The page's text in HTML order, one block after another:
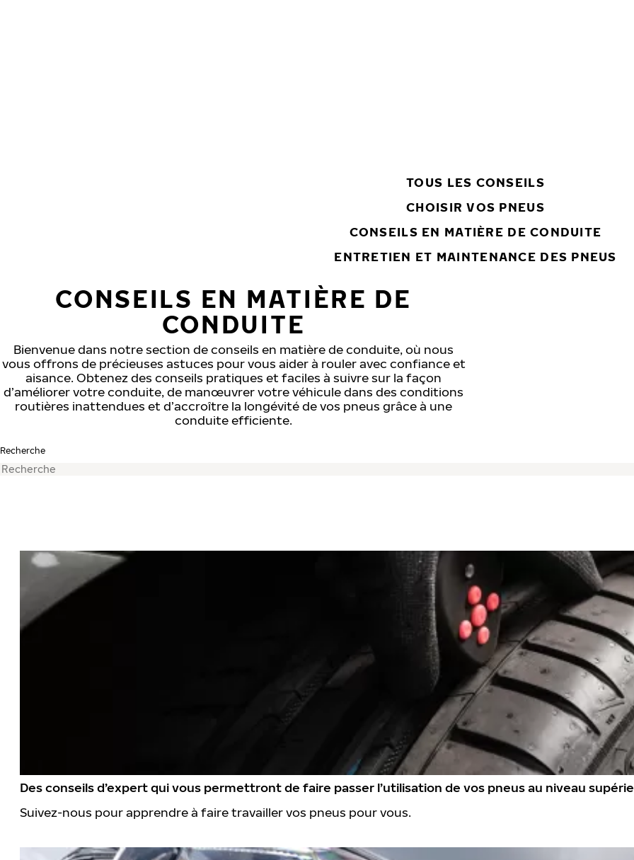
TOUS LES CONSEILS
CHOISIR VOS PNEUS
CONSEILS EN MATIÈRE DE CONDUITE
ENTRETIEN ET MAINTENANCE DES PNEUS
CONSEILS EN MATIÈRE DE
CONDUITE
Bienvenue dans notre section de conseils en matière de conduite, où nous
vous offrons de précieuses astuces pour vous aider à rouler avec confiance et
aisance. Obtenez des conseils pratiques et faciles à suivre sur la façon
d’améliorer votre conduite, de manœuvrer votre véhicule dans des conditions
routières inattendues et d’accroître la longévité de vos pneus grâce à une
conduite efficiente.
Recherche
Des conseils d’expert qui vous permettront de faire passer l’utilisation de vos pneus au niveau
Suivez-nous pour apprendre à faire travailler vos pneus pour vous.